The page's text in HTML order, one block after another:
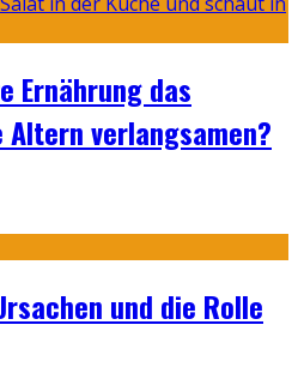
Ernährung das
verlangsamen?
und die Rolle